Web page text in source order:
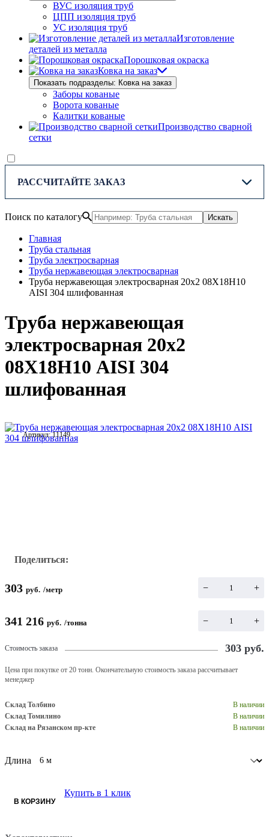
ВУС изоляция труб
ЦПП изоляция труб
УС изоляция труб
Изготовление
деталей из металла
Порошковая окраска
Ковка на заказ
Показать подразделы: Ковка на заказ
Заборы кованые
Ворота кованые
Калитки кованые
Производство сварной
сетки
РАССЧИТАЙТЕ ЗАКАЗ
Поиск по каталогу Искать
Главная
Труба стальная
Труба электросварная
Труба нержавеющая электросварная
Труба нержавеющая электросварная 20х2 08Х18Н10
AISI 304 шлифованная
Труба нержавеющая
электросварная 20х2
08Х18Н10 AISI 304
шлифованная
Артикул:11149
Поделиться:
303 руб. /метр − +
341 216 руб. /тонна − +
Стоимость заказа 303 руб.
Цена при покупке от 20 тонн. Окончательную стоимость заказа рассчитывает
менеджер
Склад Толбино
В наличии
Склад Томилино
В наличии
Склад на Рязанском пр-кте
В наличии
Длина
В КОРЗИНУ
Купить в 1 клик